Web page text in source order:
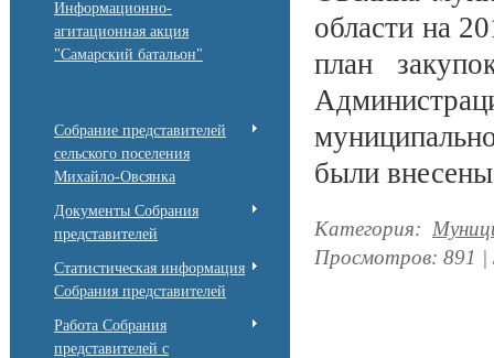
Информационно-
агитационная акция
"Самарский батальон"
Собрание представителей
сельского поселения
Михайло-Овсянка
Документы Собрания
представителей
Статистическая информация
Собрания представителей
Работа Собрания
представителей с
области на
план
были
Категория:
Просмотров: 891 |